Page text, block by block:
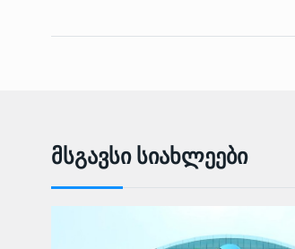
Მსგავსი Სიახლეები